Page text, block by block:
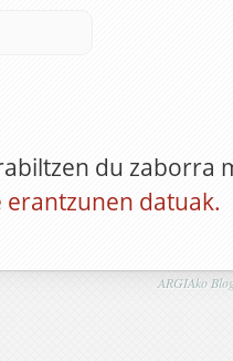
du zaborra
datuak.
ARGIAko